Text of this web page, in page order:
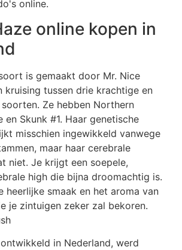
online.
online kopen in
is gemaakt door Mr. Nice
kruising tussen drie krachtige en
Ze hebben Northern
en Skunk #1. Haar genetische
misschien ingewikkeld vanwege
maar haar cerebrale
niet. Je krijgt een soepele,
high die bijna droomachtig is.
heerlijke smaak en het aroma van
je zintuigen zeker zal bekoren.
in Nederland, werd